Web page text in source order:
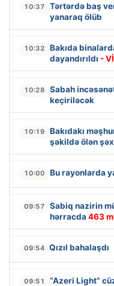
10:37
Tərtərdə baş
yanaraq ölüb
10:32
Bakıda
dayandırıldı -
10:28
Sabah
keçiriləcək
10:19
Bakıdakı
şəkildə ölən
10:00 Bu rayonlarda
09:57
Sabiq nazirin
hərracda 463
09:54 Qızıl bahalaşdı
09:51 “Azeri Light”